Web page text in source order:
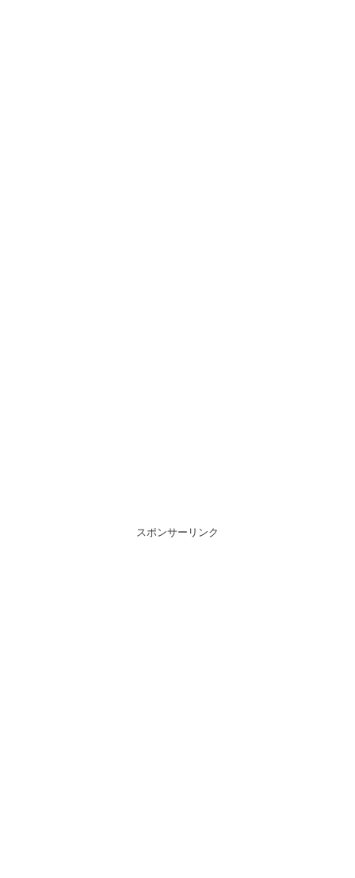
スポンサーリンク